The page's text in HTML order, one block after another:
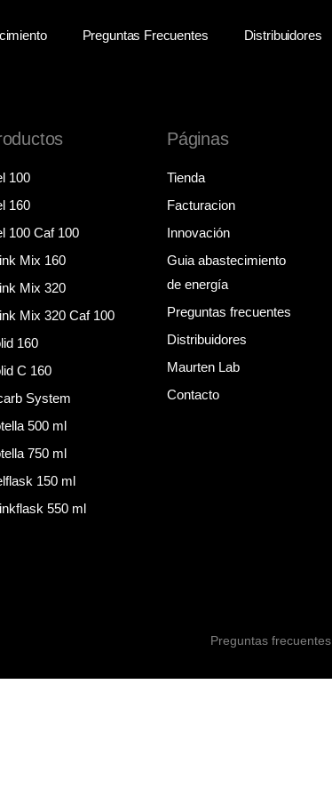
Preguntas Frecuentes Distribuidores
100
160
100 Caf 100
Mix 160
Mix 320
Mix 320 Caf 100
160
C 160
System
500 ml
750 ml
150 ml
550 ml
Páginas
Tienda
Facturacion
Innovación
Guia abastecimiento
de energía
Preguntas frecuentes
Distribuidores
Maurten Lab
Contacto
Preguntas frecuentes